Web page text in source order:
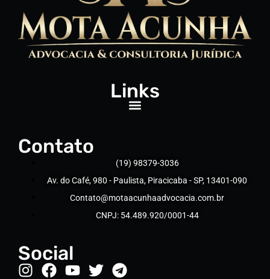
Links
Contato
(19) 98379-3036
Av. do Café, 980 - Paulista, Piracicaba - SP, 13401-090
Contato@motaacunhaadvocacia.com.br
CNPJ: 54.489.920/0001-44
Social